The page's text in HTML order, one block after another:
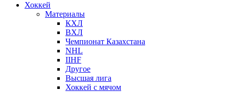
Хоккей
Материалы
КХЛ
ВХЛ
Чемпионат Казахстана
NHL
IIHF
Другое
Высшая лига
Хоккей с мячом